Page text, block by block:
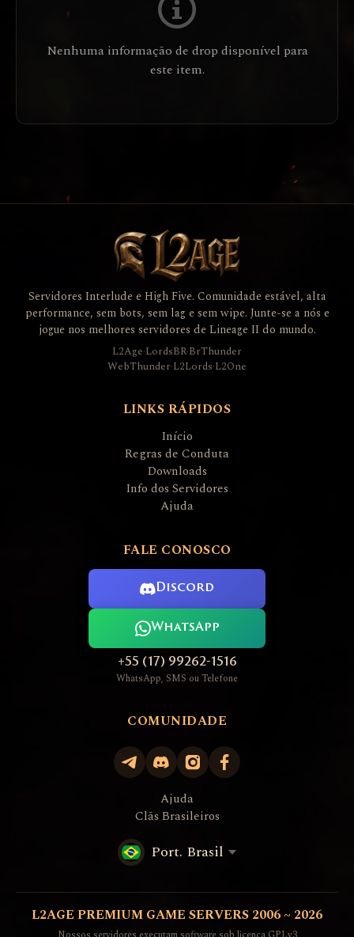
Nenhuma informação de drop disponível para
este item.
Servidores Interlude e High Five. Comunidade estável, alta
performance, sem bots, sem lag e sem wipe. Junte-se a nós e
jogue nos melhores servidores de Lineage II do mundo.
L2Age·LordsBR·BrThunder
WebThunder·L2Lords·L2One
LINKS RÁPIDOS
Início
Regras de Conduta
Downloads
Info dos Servidores
Ajuda
FALE CONOSCO
Discord
WhatsApp
+55 (17) 99262-1516
WhatsApp, SMS ou Telefone
COMUNIDADE
Ajuda
Clãs Brasileiros
Port. Brasil
L2AGE PREMIUM GAME SERVERS 2006 ~ 2026